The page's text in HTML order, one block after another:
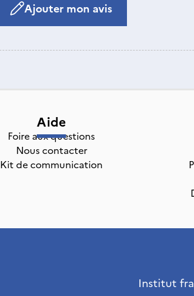
Ajouter mon avis
Aide
Foire aux questions
Nous contacter
Kit de communication
Institut